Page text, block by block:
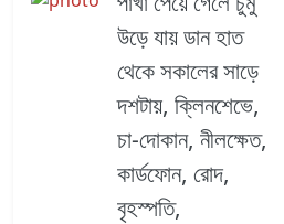
উড়ে যায় ডান হাত
থেকে সকালের সাড়ে
দশটায়, ক্লিনশেভে,
চা-দোকান, নীলক্ষেত,
কার্ডফোন, রোদ,
বৃহস্পতি,